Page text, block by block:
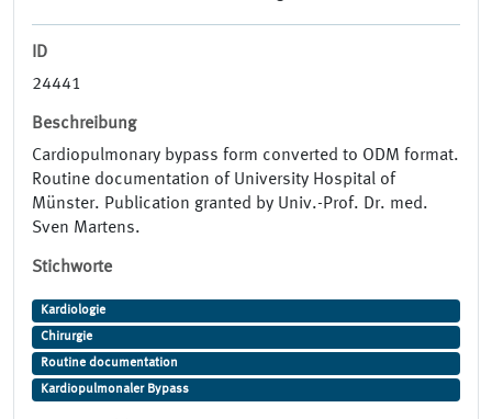
ID
24441
Beschreibung
Cardiopulmonary bypass form converted to ODM format.
Routine documentation of University Hospital of
Münster. Publication granted by Univ.-Prof. Dr. med.
Sven Martens.
Stichworte
Kardiologie
Chirurgie
Routine documentation
Kardiopulmonaler Bypass